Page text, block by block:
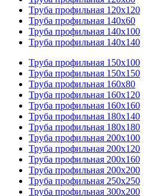
Труба профильная 120х120
Труба профильная 140х60
Труба профильная 140х100
Труба профильная 140х140
Труба профильная 150х100
Труба профильная 150х150
Труба профильная 160х80
Труба профильная 160х120
Труба профильная 160х160
Труба профильная 180х140
Труба профильная 180х180
Труба профильная 200х100
Труба профильная 200х120
Труба профильная 200х160
Труба профильная 200х200
Труба профильная 250х250
Труба профильная 300х200